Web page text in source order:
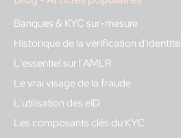
Banques & KYC sur-mesure
Historique de la vérification d'identité
L'essentiel sur l'AMLR
Le vrai visage de la fraude
L'utilisation des eID
Les composants clés du KYC